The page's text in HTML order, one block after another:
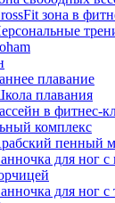
зона в
плавание
плавания
в фитнес-
комплекс
пенный
для ног
для ног с